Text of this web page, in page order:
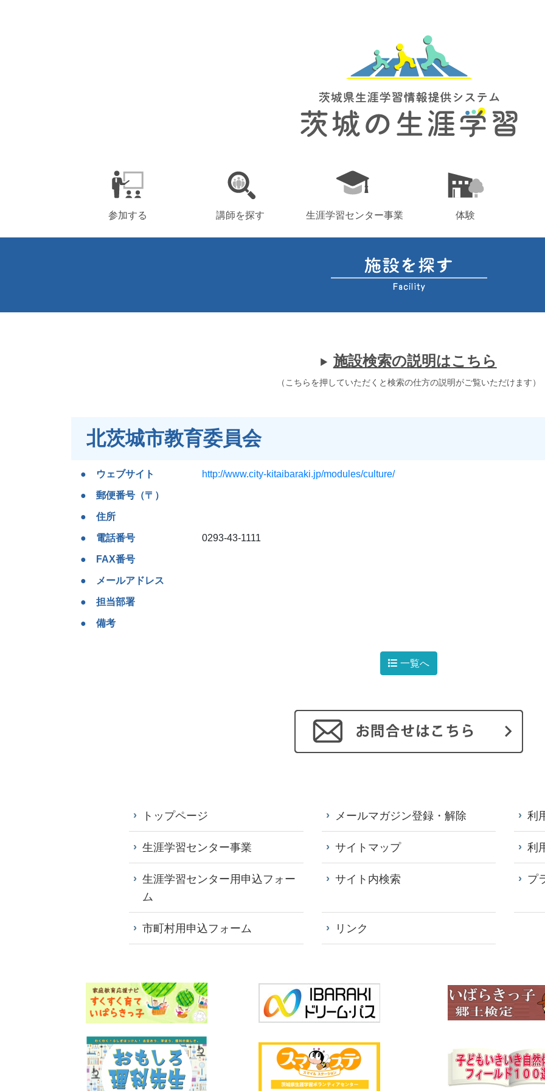
参加する 講師を探す 生涯学習センター事業 体験
施設検索の説明はこちら
（こちらを押していただくと検索の仕方の説明がご覧いただけます）
北茨城市教育委員会
ウェブサイト http://www.city-kitaibaraki.jp/modules/culture/
郵便番号（〒）
住所
電話番号 0293-43-1111
FAX番号
メールアドレス
担当部署
備考
一覧へ
トップページ
生涯学習センター事業
生涯学習センター用申込フォー
ム
市町村用申込フォーム
メールマガジン登録・解除
サイトマップ
サイト内検索
リンク
利
利
プ